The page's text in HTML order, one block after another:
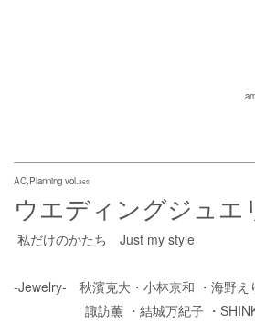
AC,Planning vol.365
ウエディングジュエ
私だけのかたち Just my style
-Jewelry- 秋濱克大・小林京和 ・海野え
諏訪薫 ・結城万紀子 ・